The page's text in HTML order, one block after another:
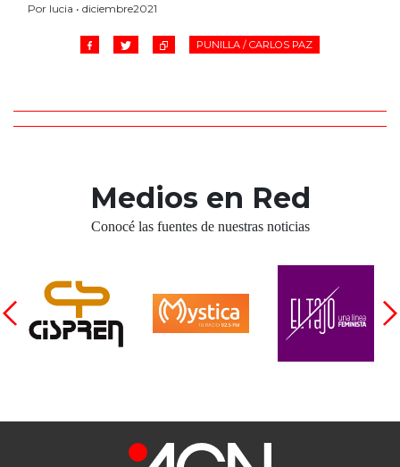
Por lucia • diciembre2021
PUNILLA / CARLOS PAZ
Medios en Red
Conocé las fuentes de nuestras noticias